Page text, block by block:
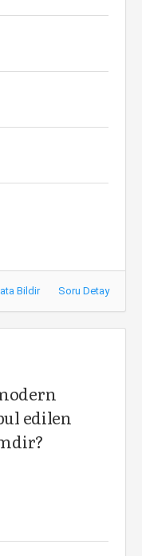
Bildir Soru Detay
edilen